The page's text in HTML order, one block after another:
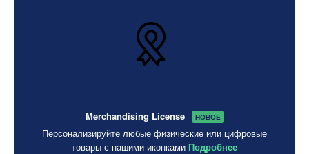
Merchandising License НОВОЕ
Персонализируйте любые физические или цифровые
товары с нашими иконками Подробнее